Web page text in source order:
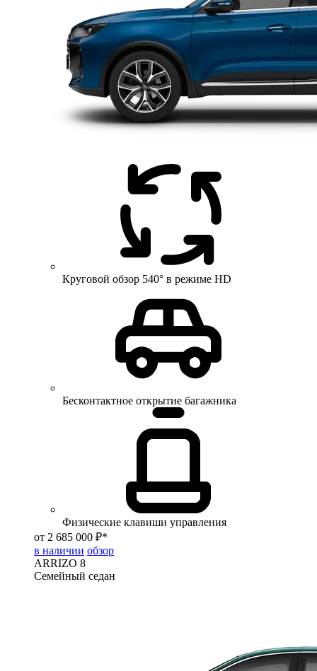
Круговой обзор 540° в режиме HD
Бесконтактное открытие багажника
Физические клавиши управления
от 2 685 000 ₽*
в наличии обзор
ARRIZO 8
Семейный седан